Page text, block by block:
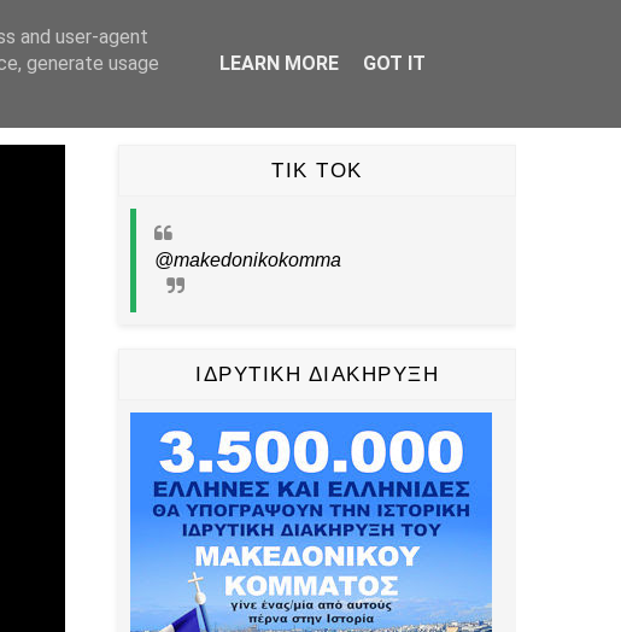
YOUTUBE TIKTOK PINTEREST ΕΠΙΚΟΙΝΩΝΙΑ
TIK TOK
@makedonikokomma
ΙΔΡΥΤΙΚΗ ΔΙΑΚΗΡΥΞΗ
and user-agent
generate usage
LEARN MORE GOT IT